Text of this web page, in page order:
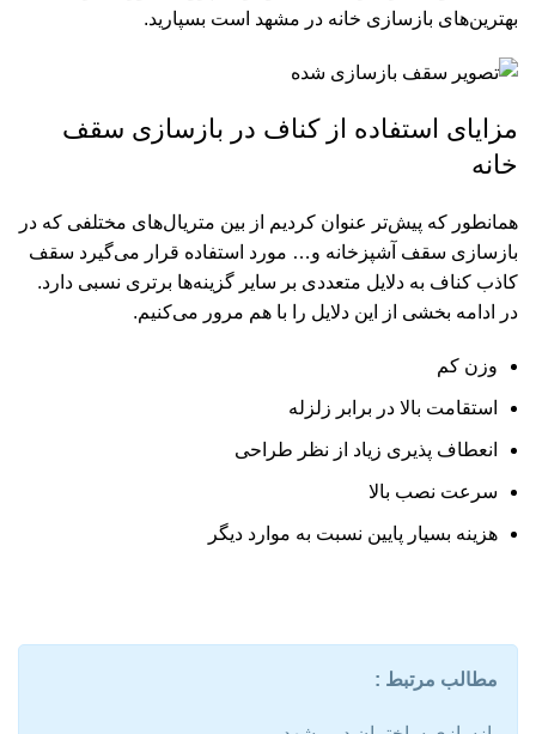
بهترین‌های بازسازی خانه در مشهد است بسپارید.
مزایای استفاده از کناف در بازسازی سقف
خانه
همانطور که پیش‌تر عنوان کردیم از بین متریال‌های مختلفی که در
بازسازی سقف آشپزخانه و… مورد استفاده قرار می‌گیرد سقف
کاذب کناف به دلایل متعددی بر سایر گزینه‌ها برتری نسبی دارد.
در ادامه بخشی از این دلایل را با هم مرور می‌کنیم.
وزن کم
استقامت بالا در برابر زلزله
انعطاف پذیری زیاد از نظر طراحی
سرعت نصب بالا
هزینه بسیار پایین نسبت به موارد دیگر
مطالب مرتبط :